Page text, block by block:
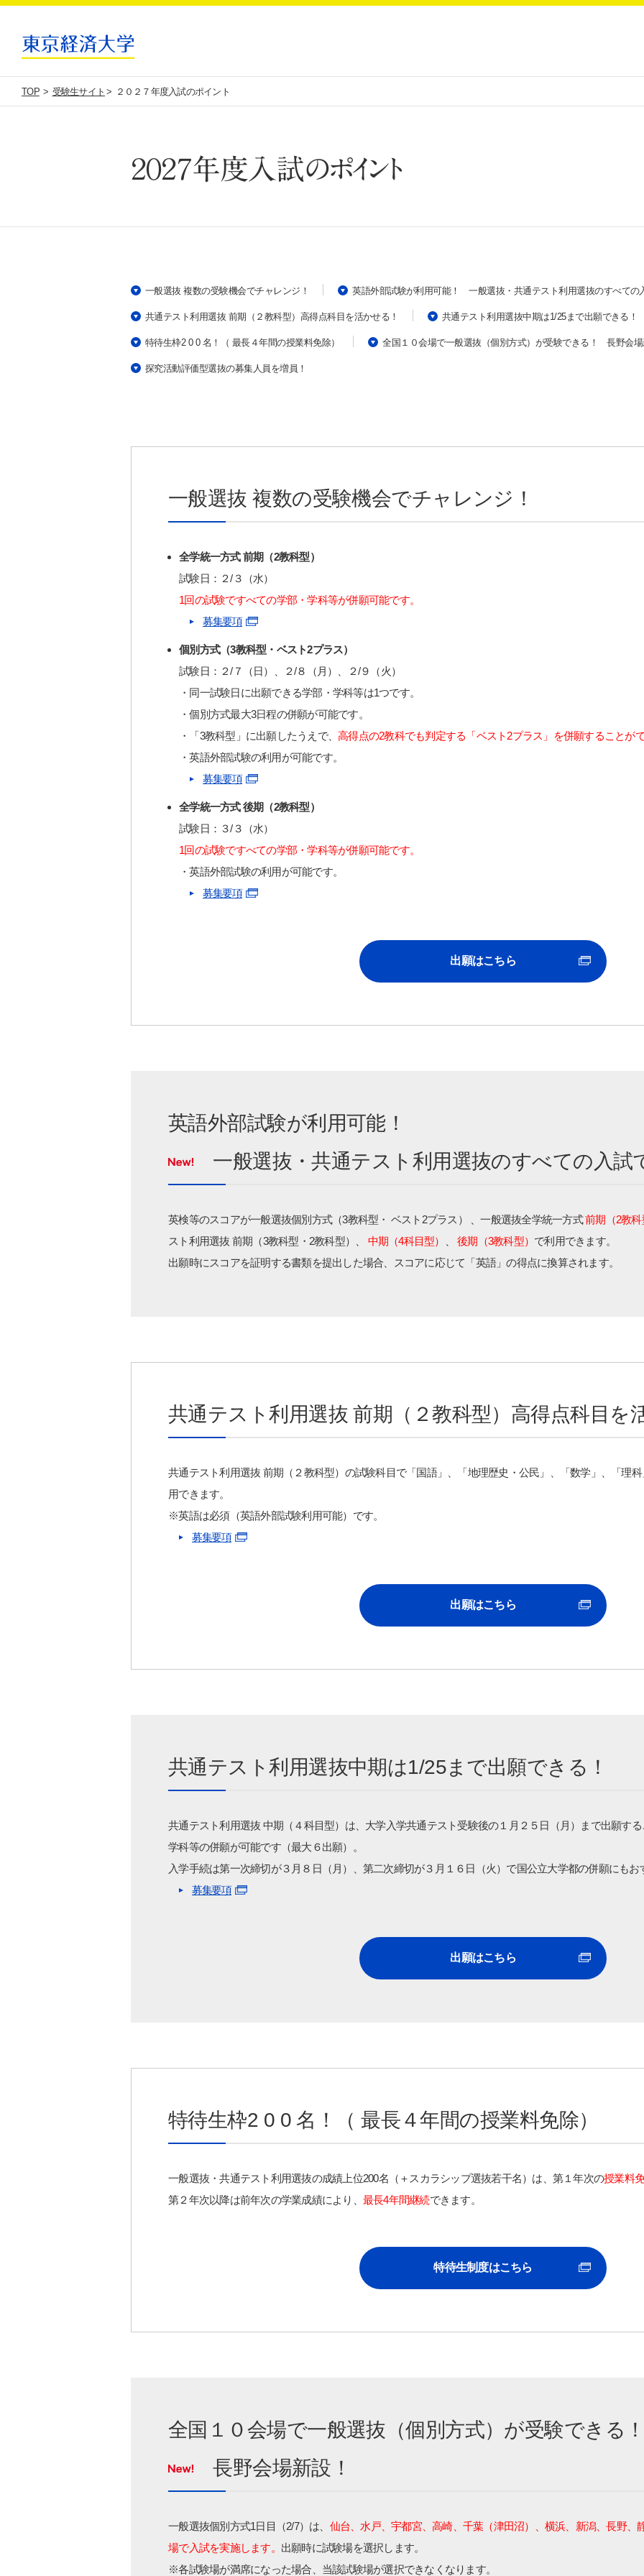
サイト内検索
奨学金
TOP 受験生サイト ２０２７年度入試のポイント
２０２７年度入試のポイント
一般選抜 複数の受験機会でチャレンジ！ 英語外部試験が利用可能！ 一般選抜・共通テスト利用選抜のすべての
共通テスト利用選抜 前期（２教科型）高得点科目を活かせる！ 共通テスト利用選抜中期は1/25まで出願できる！
特待生枠2 0 0 名！（ 最長４年間の授業料免除） 全国１０会場で一般選抜（個別方式）が受験できる！ 長野会
探究活動評価型選抜の募集人員を増員！
一般選抜 複数の受験機会でチャレンジ！
全学統一方式 前期（2教科型）
試験日：２/３（水）
1回の試験ですべての学部・学科等が併願可能です。
募集要項
個別方式（3教科型・ベスト2プラス）
試験日：２/７（日）、２/８（月）、２/９（火）
・同一試験日に出願できる学部・学科等は1つです。
・個別方式最大3日程の併願が可能です。
・「3教科型」に出願したうえで、 高得点の2教科でも判定する「ベスト2プラス」を併願することが
・英語外部試験の利用が可能です。
募集要項
全学統一方式 後期（2教科型）
試験日：３/３（水）
1回の試験ですべての学部・学科等が併願可能です。
・英語外部試験の利用が可能です。
募集要項
出願はこちら
英語外部試験が利用可能！
一般選抜・共通テスト利用選抜のすべての入試
英検等のスコアが一般選抜個別方式（3教科型・ ベスト2プラス） 、一般選抜全学統一方式前期（2教科
スト利用選抜 前期（3教科型・2教科型）、
中期（4科目型） 後期（3教科型） で利用できます。
出願時にスコアを証明する書類を提出した場合、スコアに応じて「英語」の得点に換算されます。
共通テスト利用選抜 前期（２教科型）高得点科目を
共通テスト利用選抜 前期（２教科型）の試験科目で「国語」、「地理歴史・公民」、「数学」、「理
用できます。
※英語は必須（英語外部試験利用可能）です。
募集要項
出願はこちら
共通テスト利用選抜中期は1/25まで出願できる！
共通テスト利用選抜 中期（４科目型）は、大学入学共通テスト受験後の１月２５日（月）まで出願す
学科等の併願が可能です（最大６出願）。
入学手続は第一次締切が３月８日（月）、第二次締切が３月１６日（火）で国公立大学都の併願にもお
募集要項
出願はこちら
特待生枠2 0 0 名！（ 最長４年間の授業料免除）
一般選抜・共通テスト利用選抜の成績上位200名（＋スカラシップ選抜若干名）は、第１年次の授業料
第２年次以降は前年次の学業成績により、 最長4年間継続できます。
特待生制度はこちら
全国１０会場で一般選抜（個別方式）が受験できる
長野会場新設！
一般選抜個別方式1日目（2/7）は、 仙台、水戸、宇都宮、高崎、千葉（津田沼）、横浜、新潟、長野、
場で入試を実施します。 出願時に試験場を選択します。
※各試験場が満席になった場合、当該試験場が選択できなくなります。